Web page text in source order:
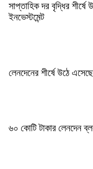
সাপ্তাহিক দর বৃদ্ধির
ইনভেস্টমেন্ট
লেনদেনের শীর্ষে উঠে এসেছে
৬০ কোটি টাকার লেনদেন